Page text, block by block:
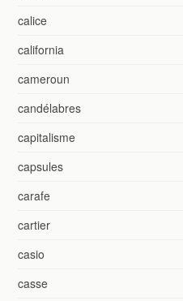
calice
california
cameroun
candélabres
capitalisme
capsules
carafe
cartier
casio
casse